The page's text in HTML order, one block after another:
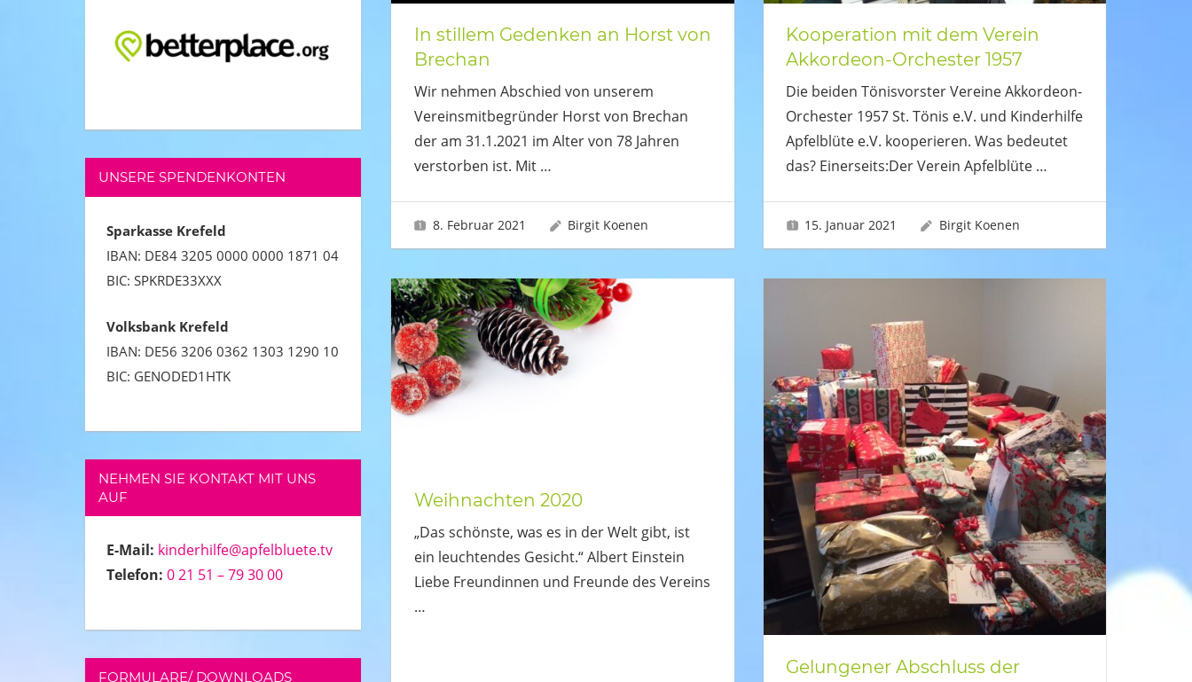
In stillem Gedenken an Horst von
Brechan
Wir nehmen Abschied von unserem
Vereinsmitbegründer Horst von Brechan
der am 31.1.2021 im Alter von 78 Jahren
verstorben ist. Mit …
8. Februar 2021 Birgit Koenen
Kooperation mit dem Verein
Akkordeon-Orchester 1957
Die beiden Tönisvorster Vereine Akkordeon-
Orchester 1957 St. Tönis e.V. und Kinderhilfe
Apfelblüte e.V. kooperieren. ​Was bedeutet
das? Einerseits:Der Verein Apfelblüte …
15. Januar 2021 Birgit Koenen
Weihnachten 2020
„Das schönste, was es in der Welt gibt, ist
ein leuchtendes Gesicht.“ Albert Einstein
Liebe Freundinnen und Freunde des Vereins
…
Gelungener Abschluss der
UNSERE SPENDENKONTEN
Sparkasse Krefeld
IBAN: DE84 3205 0000 0000 1871 04
BIC: SPKRDE33XXX
Volksbank Krefeld
IBAN: DE56 3206 0362 1303 1290 10
BIC: GENODED1HTK
NEHMEN SIE KONTAKT MIT UNS
AUF
E-Mail: kinderhilfe@apfelbluete.tv
Telefon: 0 21 51 – 79 30 00
FORMULARE/ DOWNLOADS